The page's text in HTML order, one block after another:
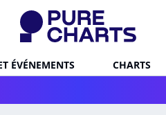
ÉVÉNEMENTS CHARTS